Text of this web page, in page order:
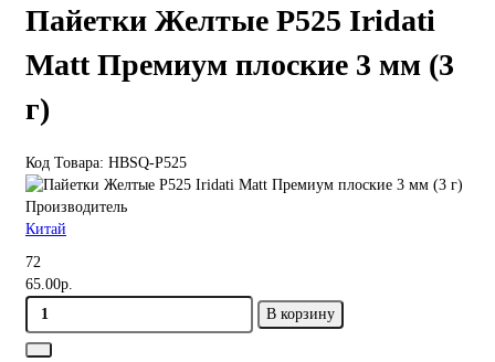
Пайетки Желтые P525 Iridati
Matt Премиум плоские 3 мм (3
г)
Код Товара: HBSQ-P525
Производитель
Китай
72
65.00р.
В корзину